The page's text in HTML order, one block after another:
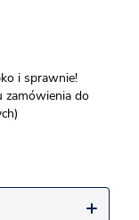
i sprawnie!
zamówienia do